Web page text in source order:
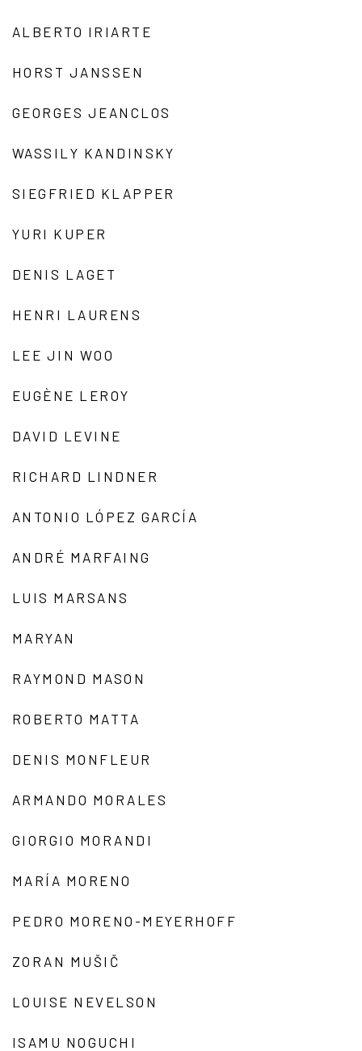
ALBERTO IRIARTE
HORST JANSSEN
GEORGES JEANCLOS
WASSILY KANDINSKY
SIEGFRIED KLAPPER
YURI KUPER
DENIS LAGET
HENRI LAURENS
LEE JIN WOO
EUGÈNE LEROY
DAVID LEVINE
RICHARD LINDNER
ANTONIO LÓPEZ GARCÍA
ANDRÉ MARFAING
LUIS MARSANS
MARYAN
RAYMOND MASON
ROBERTO MATTA
DENIS MONFLEUR
ARMANDO MORALES
GIORGIO MORANDI
MARÍA MORENO
PEDRO MORENO-MEYERHOFF
ZORAN MUŠIČ
LOUISE NEVELSON
ISAMU NOGUCHI